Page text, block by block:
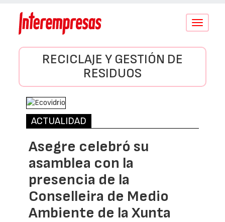
Conmutar
RECICLAJE Y GESTIÓN DE
RESIDUOS
ACTUALIDAD
Asegre celebró su
asamblea con la
presencia de la
Conselleira de Medio
Ambiente de la Xunta